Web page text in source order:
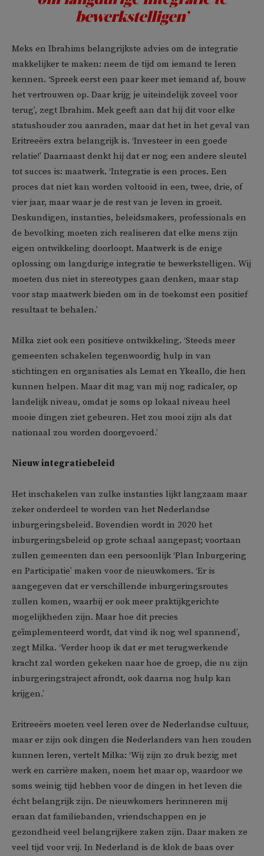
bewerkstelligen’
Meks en Ibrahims belangrijkste advies om de integratie
makkelijker te maken: neem de tijd om iemand te leren
kennen. ‘Spreek eerst een paar keer met iemand af, bouw
het vertrouwen op. Daar krijg je uiteindelijk zoveel voor
terug’, zegt Ibrahim. Mek geeft aan dat hij dit voor elke
statushouder zou aanraden, maar dat het in het geval van
Eritreeërs extra belangrijk is. ‘Investeer in een goede
relatie!’ Daarnaast denkt hij dat er nog een andere sleutel
tot succes is: maatwerk. ‘Integratie is een proces. Een
proces dat niet kan worden voltooid in een, twee, drie, of
vier jaar, maar waar je de rest van je leven in groeit.
Deskundigen, instanties, beleidsmakers, professionals en
de bevolking moeten zich realiseren dat elke mens zijn
eigen ontwikkeling doorloopt. Maatwerk is de enige
oplossing om langdurige integratie te bewerkstelligen. Wij
moeten dus niet in stereotypes gaan denken, maar stap
voor stap maatwerk bieden om in de toekomst een positief
resultaat te behalen.’
Milka ziet ook een positieve ontwikkeling. ‘Steeds meer
gemeenten schakelen tegenwoordig hulp in van
stichtingen en organisaties als Lemat en Ykeallo, die hen
kunnen helpen. Maar dit mag van mij nog radicaler, op
landelijk niveau, omdat je soms op lokaal niveau heel
mooie dingen ziet gebeuren. Het zou mooi zijn als dat
nationaal zou worden doorgevoerd.’
Nieuw integratiebeleid
Het inschakelen van zulke instanties lijkt langzaam maar
zeker onderdeel te worden van het Nederlandse
inburgeringsbeleid. Bovendien wordt in 2020 het
inburgeringsbeleid op grote schaal aangepast; voortaan
zullen gemeenten dan een persoonlijk ‘Plan Inburgering
en Participatie’ maken voor de nieuwkomers. ‘Er is
aangegeven dat er verschillende inburgeringsroutes
zullen komen, waarbij er ook meer praktijkgerichte
mogelijkheden zijn. Maar hoe dit precies
geïmplementeerd wordt, dat vind ik nog wel spannend’,
zegt Milka. ‘Verder hoop ik dat er met terugwerkende
kracht zal worden gekeken naar hoe de groep, die nu zijn
inburgeringstraject afrondt, ook daarna nog hulp kan
krijgen.’
Eritreeërs moeten veel leren over de Nederlandse cultuur,
maar er zijn ook dingen die Nederlanders van hen zouden
kunnen leren, vertelt Milka: ‘Wij zijn zo druk bezig met
werk en carrière maken, noem het maar op, waardoor we
soms weinig tijd hebben voor de dingen in het leven die
écht belangrijk zijn. De nieuwkomers herinneren mij
eraan dat familiebanden, vriendschappen en je
gezondheid veel belangrijkere zaken zijn. Daar maken ze
veel tijd voor vrij. In Nederland is de klok de baas over